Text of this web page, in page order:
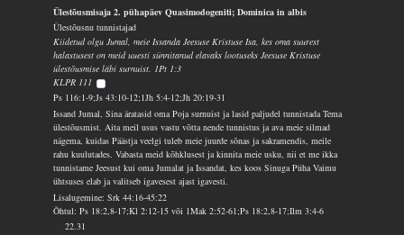
Ülestõusmisaja 2. pühapäev Quasimodogeniti; Dominica in albis
Ülestõusnu tunnistajad
Kiidetud olgu Jumal, meie Issanda Jeesuse Kristuse Isa, kes oma suurest
halastusest on meid uuesti sünnitanud elavaks lootuseks Jeesuse Kristuse
ülestõusmise läbi surnuist. 1Pt 1:3
KLPR 111
Ps 116:1-9;Js 43:10-12;1Jh 5:4-12;Jh 20:19-31
Issand Jumal, Sina äratasid oma Poja surnuist ja lasid paljudel tunnistada Tema
ülestõusmist. Aita meil usus vastu võtta nende tunnistus ja ava meie silmad
nägema, kuidas Päästja veelgi tuleb meie juurde sõnas ja sakramendis, meile
rahu kuulutades. Vabasta meid kõhklusest ja kinnita meie usku, nii et me ikka
tunnistame Jeesust kui oma Jumalat ja Issandat, kes koos Sinuga Püha Vaimu
ühtsuses elab ja valitseb igavesest ajast igavesti.
Lisalugemine: Srk 44:16-45:22
Õhtul: Ps 18:2,8-17;Kl 2:12-15 või 1Mak 2:52-61;Ps 18:2,8-17;Ilm 3:4-6
22.31